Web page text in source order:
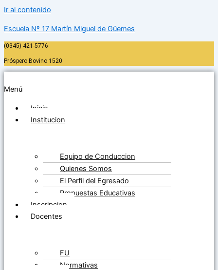
Ir al contenido
Escuela Nº 17 Martín Miguel de Güemes
(0345) 421-5776
Próspero Bovino 1520
Menú
Inicio
Institucion
Equipo de Conduccion
Quienes Somos
El Perfil del Egresado
Propuestas Educativas
Inscripcion
Docentes
FU
Normativas